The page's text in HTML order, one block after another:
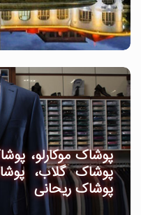
پوشاک موکارلو،
پوشاک گلاب،
پوشاک ریحانی